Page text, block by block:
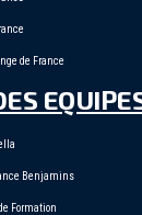
de France
Benjamins
Formation